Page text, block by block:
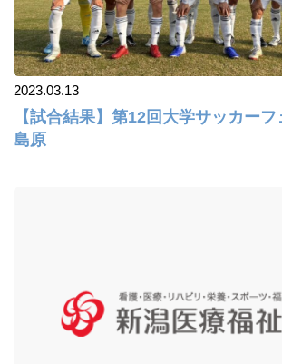
2023.03.13
【試合結果】第12回大学サッカー
島原